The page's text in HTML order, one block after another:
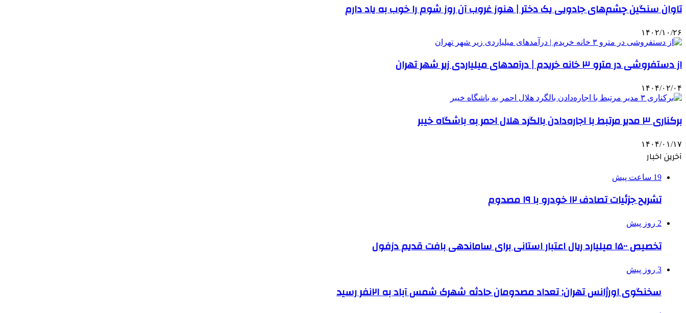
تاوان سنگین چشم‌های جادویی یک دختر | هنوز غروب آن روز شوم را خوب به یاد دارم
۱۴۰۲/۱۰/۲۶
از دستفروشی در مترو ۳ خانه خریدم | درآمدهای میلیاردی زیر شهر تهران
۱۴۰۴/۰۲/۰۴
برکناری ۳ مدیر مرتبط با اجاره‌دادن بالگرد هلال احمر به باشگاه خیبر
۱۴۰۴/۰۱/۱۷
آخرین اخبار
19 ساعت پیش
تشریح جزئیات تصادف ۱۲ خودرو با ۱۹ مصدوم
2 روز پیش
تخصیص ۱۵۰۰ میلیارد ریال اعتبار استانی برای ساماندهی بافت قدیم دزفول
3 روز پیش
سخنگوی اورژانس تهران: تعداد مصدومان حادثه شهرک شمس آباد به ۲۱نفر رسید